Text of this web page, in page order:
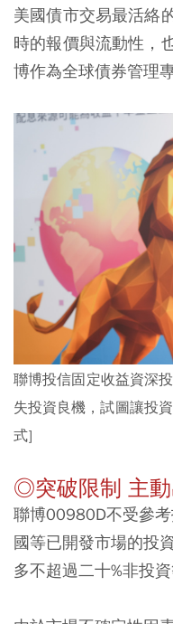
美國債市交易最活絡
時的報價與流動性，
博作為全球債券管理
聯博投信固定收益資深
失投資良機，試圖讓投
式]
◎突破限制 主
聯博00980D不受參
國等已開發市場的投
多不超過二十%非投